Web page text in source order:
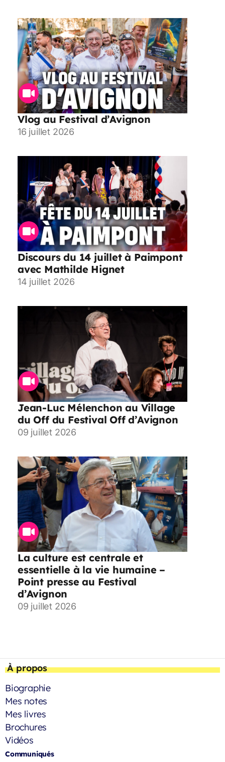
Vlog au Festival d’Avignon
16 juillet 2026
Discours du 14 juillet à Paimpont
avec Mathilde Hignet
14 juillet 2026
Jean-Luc Mélenchon au Village
du Off du Festival Off d’Avignon
09 juillet 2026
La culture est centrale et
essentielle à la vie humaine –
Point presse au Festival
d’Avignon
09 juillet 2026
À propos
Biographie
Mes notes
Mes livres
Brochures
Vidéos
Communiqués